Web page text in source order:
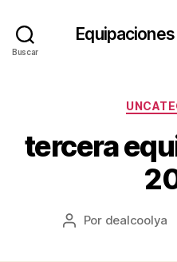
Buscar
tercera
Autor
Por dealcoolya